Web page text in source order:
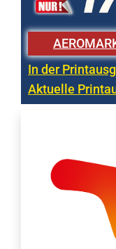
In der
Aktuelle